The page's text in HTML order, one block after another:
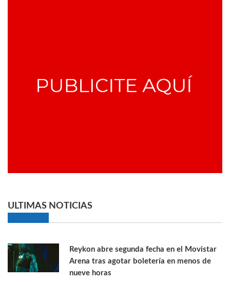
ULTIMAS NOTICIAS
Reykon abre segunda fecha en el Movistar
Arena tras agotar boletería en menos de
nueve horas